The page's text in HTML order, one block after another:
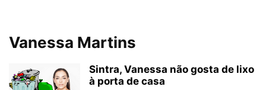
Vanessa Martins
Sintra, Vanessa não gosta de lixo
à porta de casa